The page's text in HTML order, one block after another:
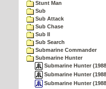
Stunt Man
Sub
Sub Attack
Sub Chase
Sub II
Sub Search
Submarine Commander
Submarine Hunter
Submarine Hunter
Submarine Hunter
Submarine Hunter